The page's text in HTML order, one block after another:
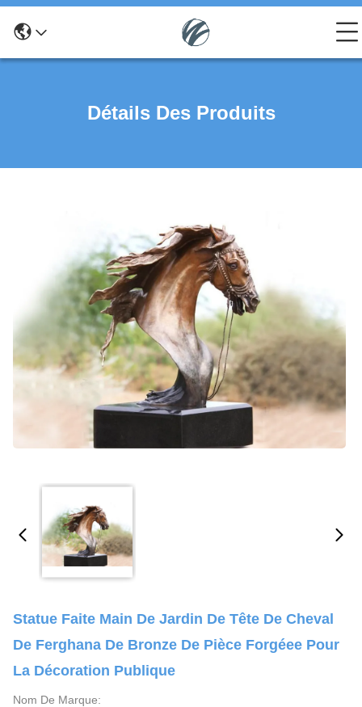
Détails Des Produits
Statue Faite Main De Jardin De Tête De Cheval
De Ferghana De Bronze De Pièce Forgéee Pour
La Décoration Publique
Nom De Marque: